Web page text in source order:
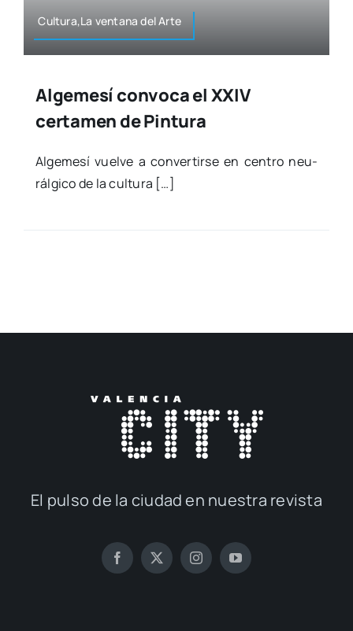
Cultura,La ven­ta­na del Arte
Algemesí convoca el XXIV
certamen de Pintura
Alge­me­sí vuel­ve a con­ver­tir­se en cen­tro neu­
rál­gi­co de la cul­tu­ra […]
El pul­so de la ciu­dad en nues­tra revis­ta